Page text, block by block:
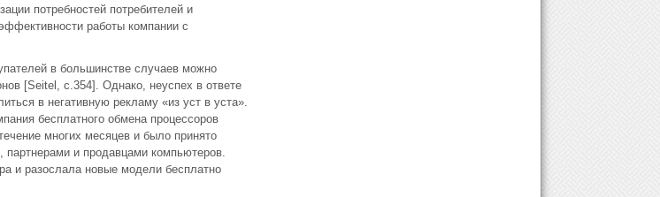
потребностей потребителей и
работы компании с
в большинстве случаев можно
[Seitel, с.354]. Однако, неуспех в ответе
в негативную рекламу «из уст в уста».
бесплатного обмена процессоров
многих месяцев и было принято
партнерами и продавцами компьютеров.
и разослала новые модели бесплатно